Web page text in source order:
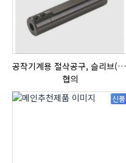
공작기계용 절삭공구, 슬리브(SLEEVE)
협의
신품